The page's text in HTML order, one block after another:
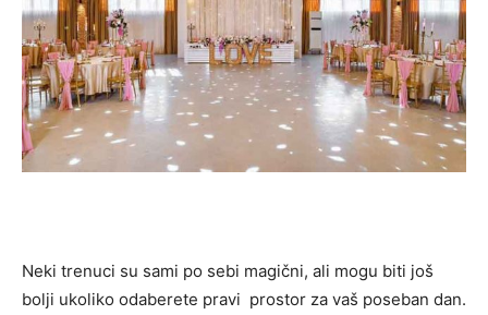
Neki trenuci su sami po sebi magični, ali mogu biti još
bolji ukoliko odaberete pravi prostor za vaš poseban dan.